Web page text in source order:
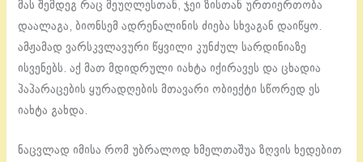
მას შემდეგ რაც მეუღლესთან, ჯეი ზისთან ურთიერთობა
დაალაგა, ბიონსემ ადრენალინის ძიება სხვაგან დაიწყო.
ამჟამად ვარსკვლავური წყვილი კუნძულ სარდინიაზე
ისვენებს. აქ მათ მდიდრული იახტა იქირავეს და ცხადია
პაპარაცების ყურადღების მთავარი ობიექტი სწორედ ეს
იახტა გახდა.
ნაცვლად იმისა რომ უბრალოდ ხმელთაშუა ზღვის ხედებით